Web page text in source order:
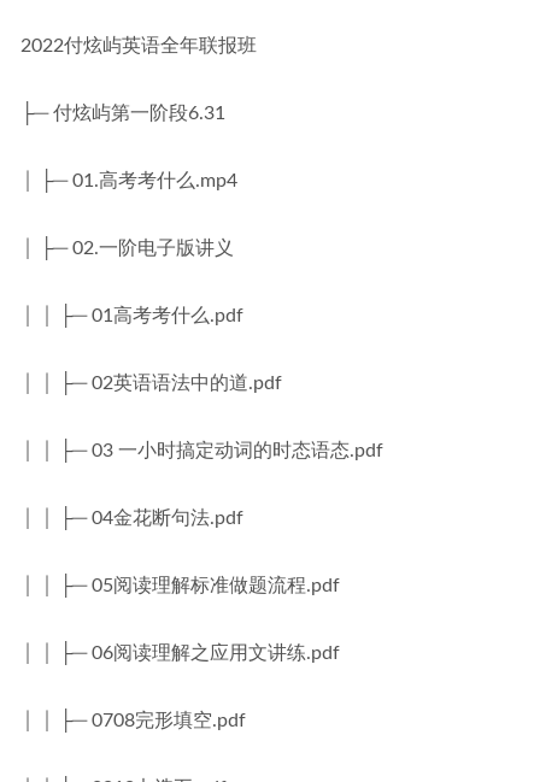
2022付炫屿英语全年联报班
├─ 付炫屿第一阶段6.31
│ ├─ 01.高考考什么.mp4
│ ├─ 02.一阶电子版讲义
│ │ ├─ 01高考考什么.pdf
│ │ ├─ 02英语语法中的道.pdf
│ │ ├─ 03 一小时搞定动词的时态语态.pdf
│ │ ├─ 04金花断句法.pdf
│ │ ├─ 05阅读理解标准做题流程.pdf
│ │ ├─ 06阅读理解之应用文讲练.pdf
│ │ ├─ 0708完形填空.pdf